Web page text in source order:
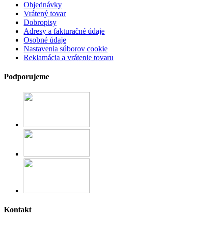
Objednávky
Vrátený tovar
Dobropisy
Adresy a fakturačné údaje
Osobné údaje
Nastavenia súborov cookie
Reklamácia a vrátenie tovaru
Podporujeme
Kontakt